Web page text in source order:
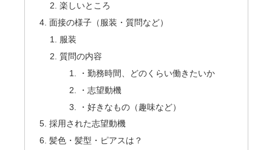
楽しいところ
面接の様子（服装・質問など）
服装
質問の内容
・勤務時間、どのくらい働きたいか
・志望動機
・好きなもの（趣味など）
採用された志望動機
髪色・髪型・ピアスは？